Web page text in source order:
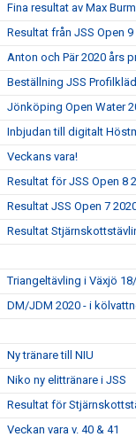
Fina resultat av Max
Resultat från JSS Open 9
Anton och Pär 2020 års
Beställning JSS
Jönköping Open Water
Inbjudan till digitalt
Veckans vara!
Resultat för JSS Open 8
Resultat JSS Open 7
Resultat
Triangeltävling i Växjö
DM/JDM 2020 - i
Ny tränare till NIU
Niko ny elittränare i JSS
Resultat för
Veckan vara v. 40 & 41